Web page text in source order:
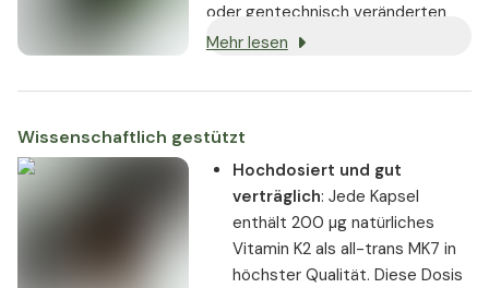
oder gentechnisch veränderten
Substanzen. Wo immer möglich,
Zutaten verwendet.
Mehr lesen
Wissenschaftlich gestützt
Hochdosiert und gut
verträglich: Jede Kapsel
enthält 200 µg natürliches
Vitamin K2 als all-trans MK7 in
höchster Qualität. Diese Dosis